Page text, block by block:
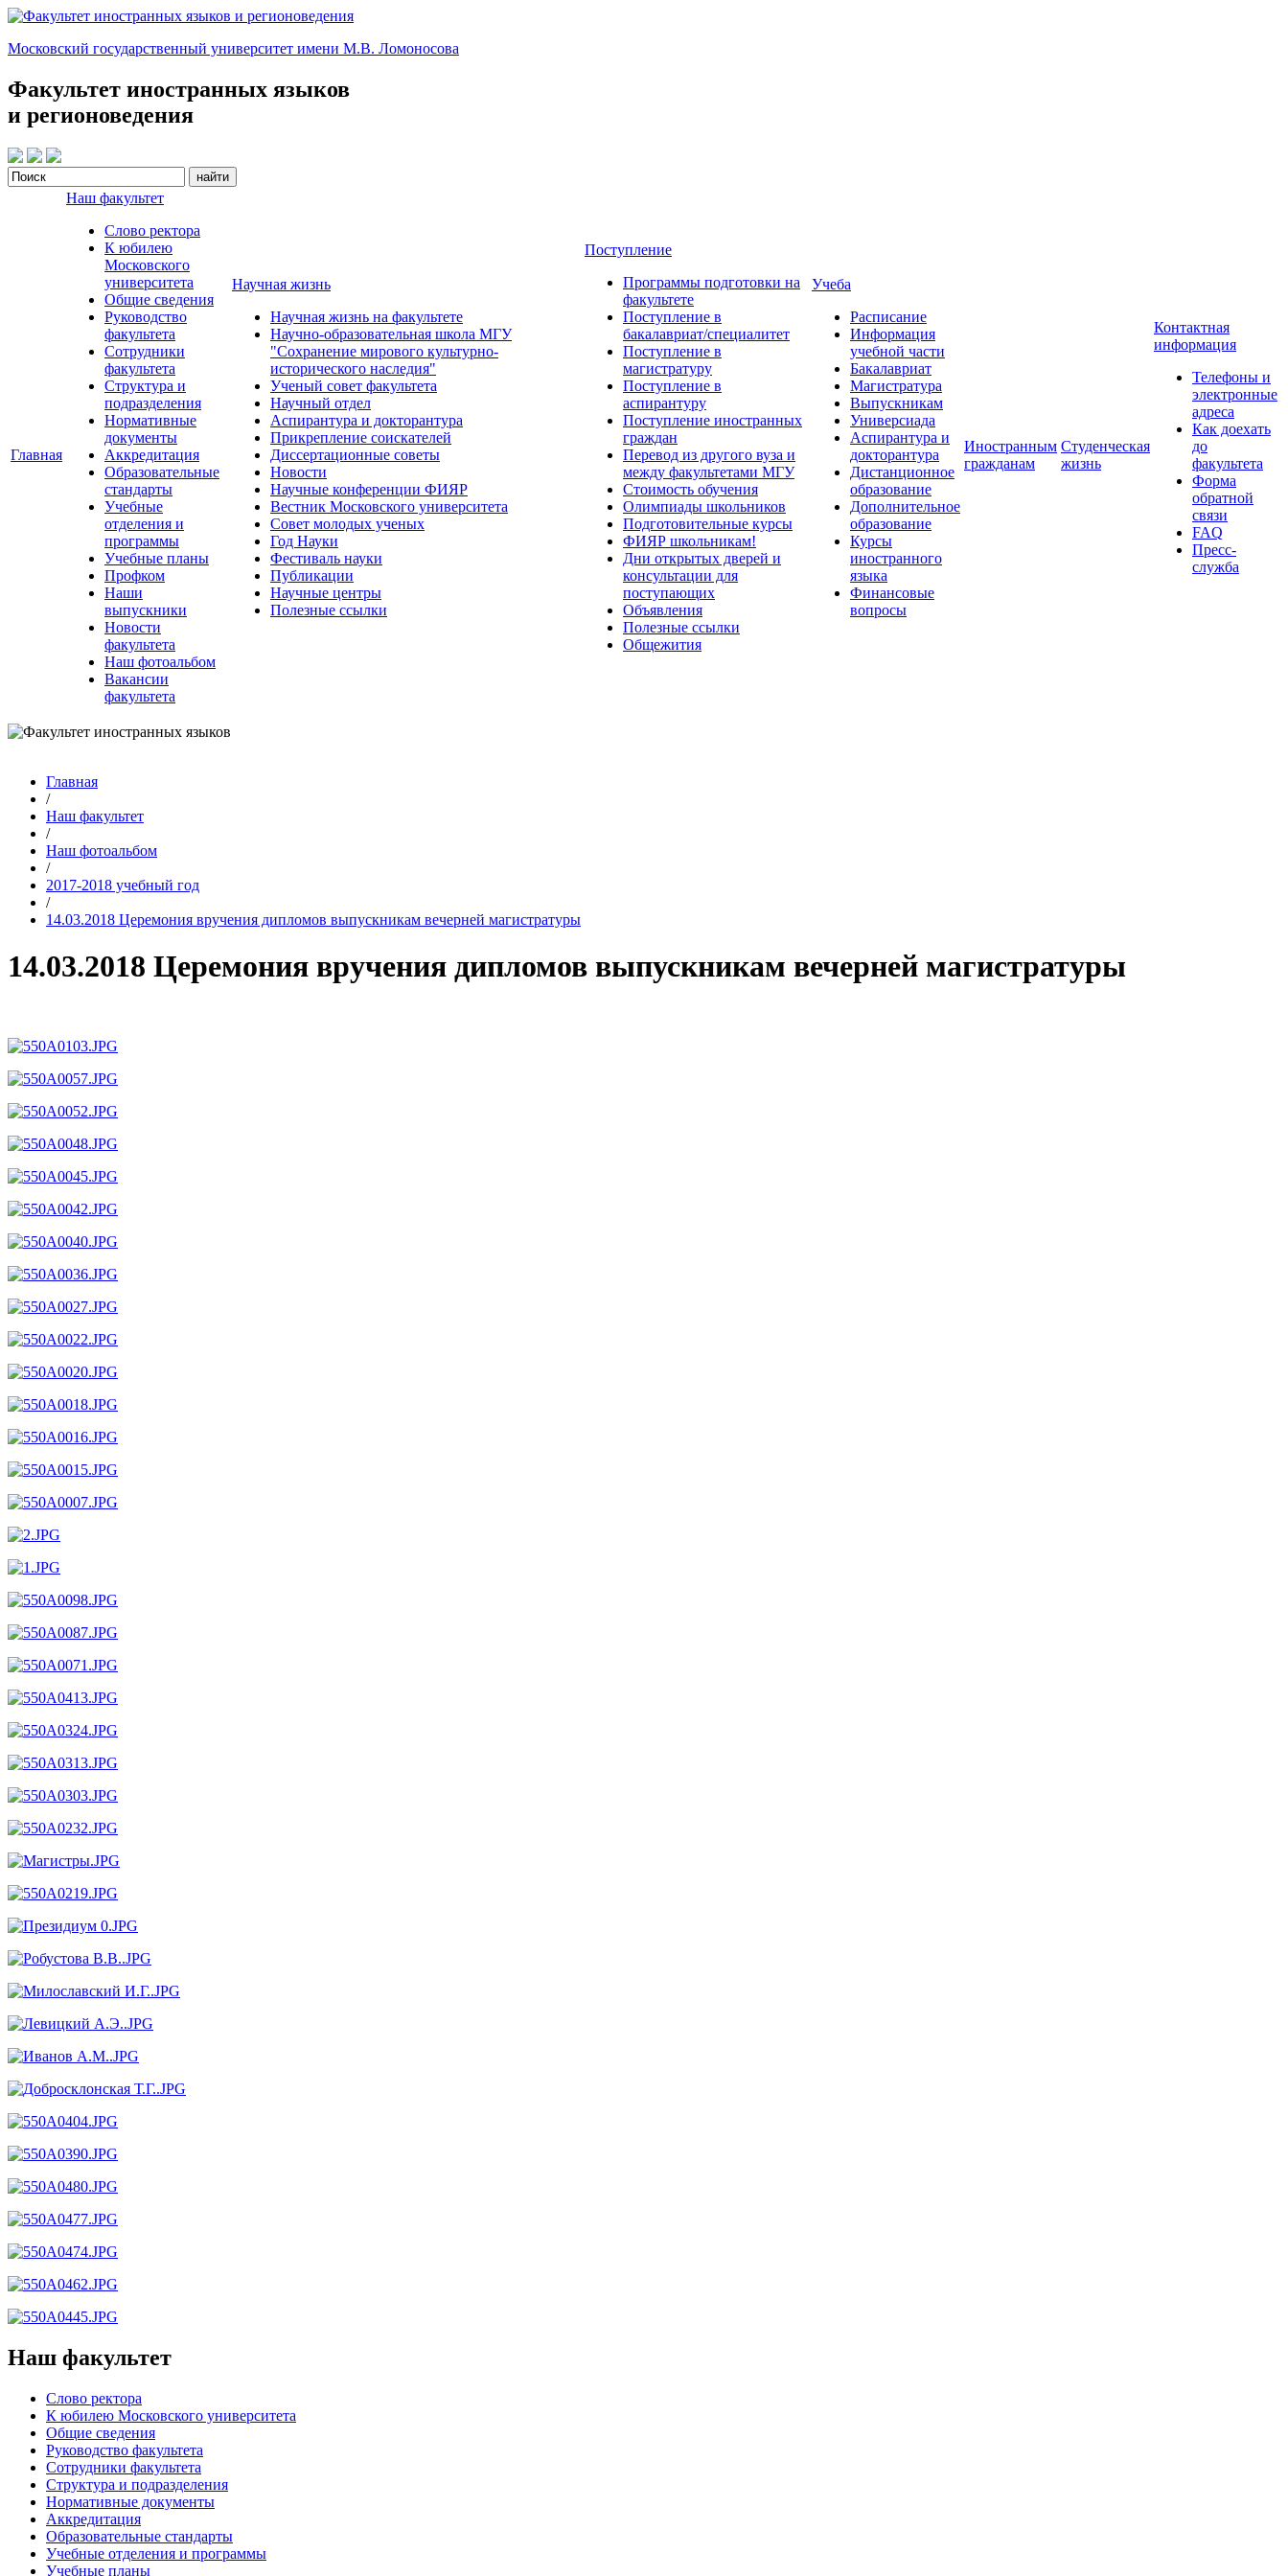
Московский государственный университет имени М.В. Ломоносова
Факультет иностранных языков
и регионоведения
Главная
Наш факультет
Слово ректора
К юбилею
Московского
университета
Общие сведения
Руководство
факультета
Сотрудники
факультета
Структура и
подразделения
Нормативные
документы
Аккредитация
Образовательные
стандарты
Учебные
отделения и
программы
Учебные планы
Профком
Наши
выпускники
Новости
факультета
Наш фотоальбом
Вакансии
факультета
Научная жизнь
Научная жизнь на факультете
Научно-образовательная школа МГУ
"Сохранение мирового культурно-
исторического наследия"
Ученый совет факультета
Научный отдел
Аспирантура и докторантура
Прикрепление соискателей
Диссертационные советы
Новости
Научные конференции ФИЯР
Вестник Московского университета
Совет молодых ученых
Год Науки
Фестиваль науки
Публикации
Научные центры
Полезные ссылки
Поступление
Программы подготовки на
факультете
Поступление в
бакалавриат/специалитет
Поступление в
магистратуру
Поступление в
аспирантуру
Поступление иностранных
граждан
Перевод из другого вуза и
между факультетами МГУ
Стоимость обучения
Олимпиады школьников
Подготовительные курсы
ФИЯР школьникам!
Дни открытых дверей и
консультации для
поступающих
Объявления
Полезные ссылки
Общежития
Учеба
Расписание
Информация
учебной части
Бакалавриат
Магистратура
Выпускникам
Универсиада
Аспирантура и
докторантура
Дистанционное
образование
Дополнительное
образование
Курсы
иностранного
языка
Финансовые
вопросы
Иностранным
гражданам
Студенческая
жизнь
Контактная
информация
Телефоны и
электронные
адреса
Как доехать
до
факультета
Форма
обратной
связи
FAQ
Пресс-
служба
Главная
/
Наш факультет
/
Наш фотоальбом
/
2017-2018 учебный год
/
14.03.2018 Церемония вручения дипломов выпускникам вечерней магистратуры
14.03.2018 Церемония вручения дипломов выпускникам вечерней магистратуры
Наш факультет
Слово ректора
К юбилею Московского университета
Общие сведения
Руководство факультета
Сотрудники факультета
Структура и подразделения
Нормативные документы
Аккредитация
Образовательные стандарты
Учебные отделения и программы
Учебные планы